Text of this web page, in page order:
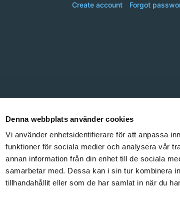
Denna webbplats använder cookies
Vi använder enhetsidentifierare för att anpassa
funktioner för sociala medier och analysera vår
annan information från din enhet till de sociala
samarbetar med. Dessa kan i sin tur kombinera
tillhandahållit eller som de har samlat in när du
Create account Forgot